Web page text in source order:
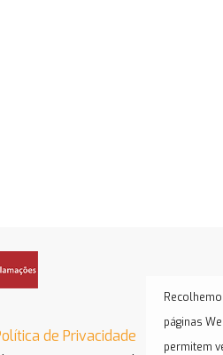
de Privacidade
páginas
permitem